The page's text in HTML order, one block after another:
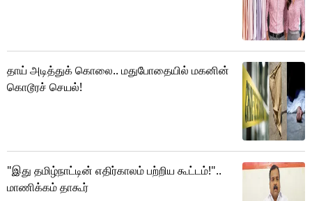
தாய் அடித்துக் கொலை.. மதுபோதையில் மகனின்
கொடூரச் செயல்!
"இது தமிழ்நாட்டின் எதிர்காலம் பற்றிய கூட்டம்!"..
மாணிக்கம் தாகூர்